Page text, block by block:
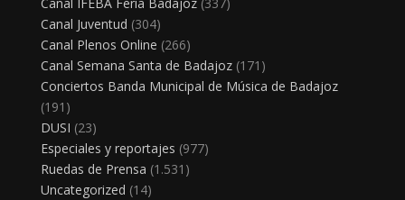
Canal Juventud (304)
Canal Plenos Online (266)
Canal Semana Santa de Badajoz(171)
Conciertos Banda Municipal de Música de Badajoz
(191)
DUSI (23)
Especiales y reportajes (977)
Ruedas de Prensa (1.531)
Uncategorized (14)